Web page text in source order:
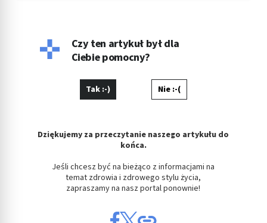
(Evidence Based Medicine). Prywatnie szczęśliwy mąż, tata
Krzysia oraz fan piłki nożnej i gotowania.
Czy ten artykuł był dla
Ciebie pomocny?
Tak :-) Nie :-(
Dziękujemy za przeczytanie naszego artykułu do
końca.
Jeśli chcesz być na bieżąco z informacjami na
temat zdrowia i zdrowego stylu życia,
zapraszamy na nasz portal ponownie!